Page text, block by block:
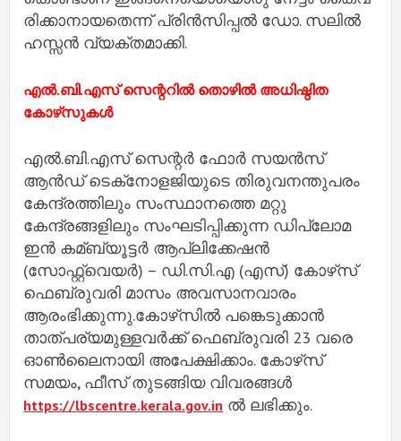
രി​ക്കാ​നാ​യ​തെ​ന്ന് പ്രി​ൻ​സി​പ്പ​ൽ ഡോ. ​സ​ലി​ൽ
ഹ​സ്സ​ൻ വ്യ​ക്ത​മാ​ക്കി.
എല്‍.ബി.എസ് സെന്ററില്‍ തൊഴില്‍ അധിഷ്ഠിത
കോഴ്‌സുകള്‍
എല്‍.ബി.എസ് സെന്റര്‍ ഫോര്‍ സയന്‍സ്
ആന്‍ഡ് ടെക്‌നോളജിയുടെ തിരുവനന്തുപരം
കേന്ദ്രത്തിലും സംസ്ഥാനത്തെ മറ്റു
കേന്ദ്രങ്ങളിലും സംഘടിപ്പിക്കുന്ന ഡിപ്ലോമ
ഇന്‍ കമ്ബ്യൂട്ടര്‍ ആപ്ലിക്കേഷന്‍
(സോഫ്റ്റ്‌വെയര്‍) – ഡി.സി.എ (എസ്) കോഴ്‌സ്
ഫെബ്രുവരി മാസം അവസാനവാരം
ആരംഭിക്കുന്നു.കോഴ്‌സില്‍ പങ്കെടുക്കാന്‍
താത്പര്യമുള്ളവര്‍ക്ക് ഫെബ്രുവരി 23 വരെ
ഓണ്‍ലൈനായി അപേക്ഷിക്കാം. കോഴ്‌സ്
സമയം, ഫീസ് തുടങ്ങിയ വിവരങ്ങള്‍
https://lbscentre.kerala.gov.in ല്‍ ലഭിക്കും.